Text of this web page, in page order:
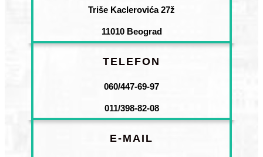
Triše Kaclerovića 27ž
11010 Beograd
TELEFON
060/447-69-97
011/398-82-08
E-MAIL